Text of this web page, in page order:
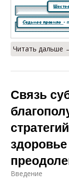
Читать дальше
Связь
Введение